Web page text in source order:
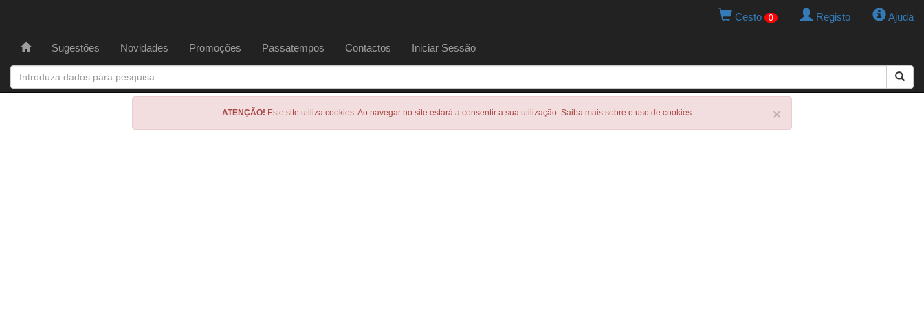
Cesto 0 Registo Ajuda
Sugestões Novidades Promoções Passatempos Contactos Iniciar Sessão
×
ATENÇÃO! Este site utiliza cookies. Ao navegar no site estará a consentir a sua utilização. Saiba mais sobre o uso de cookies.